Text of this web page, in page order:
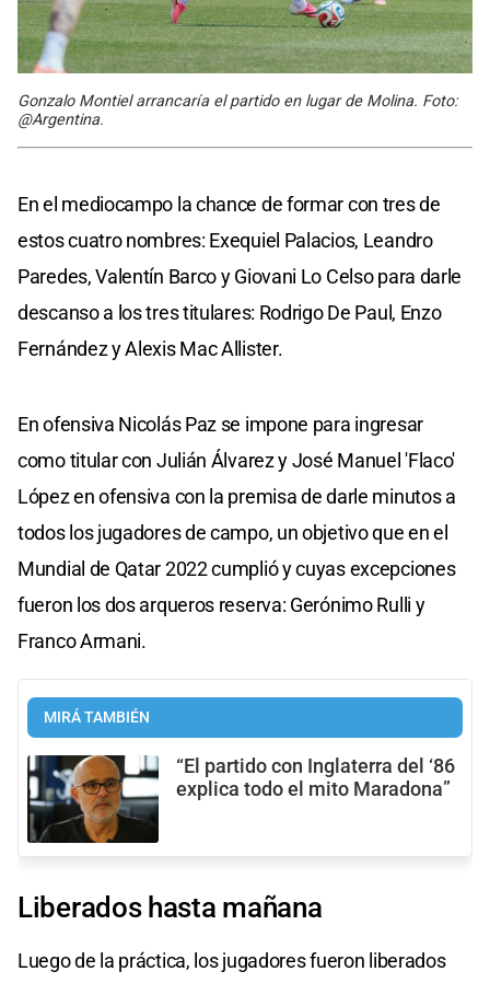
Gonzalo Montiel arrancaría el partido en lugar de Molina. Foto:
@Argentina.
En el mediocampo la chance de formar con tres de
estos cuatro nombres: Exequiel Palacios, Leandro
Paredes, Valentín Barco y Giovani Lo Celso para darle
descanso a los tres titulares: Rodrigo De Paul, Enzo
Fernández y Alexis Mac Allister.
En ofensiva Nicolás Paz se impone para ingresar
como titular con Julián Álvarez y José Manuel 'Flaco'
López en ofensiva con la premisa de darle minutos a
todos los jugadores de campo, un objetivo que en el
Mundial de Qatar 2022 cumplió y cuyas excepciones
fueron los dos arqueros reserva: Gerónimo Rulli y
Franco Armani.
MIRÁ TAMBIÉN
“El partido con Inglaterra del ‘86
explica todo el mito Maradona”
Liberados hasta mañana
Luego de la práctica, los jugadores fueron liberados